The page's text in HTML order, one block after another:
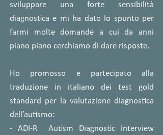
sviluppare una forte sensibilità
diagnostica e mi ha dato lo spunto per
farmi molte domande a cui da anni
piano piano cerchiamo di dare risposte.
Ho promosso e partecipato alla
traduzione in italiano dei test gold
standard per la valutazione diagnostica
dell’autismo:
- ADI-R Autism Diagnostic Interview